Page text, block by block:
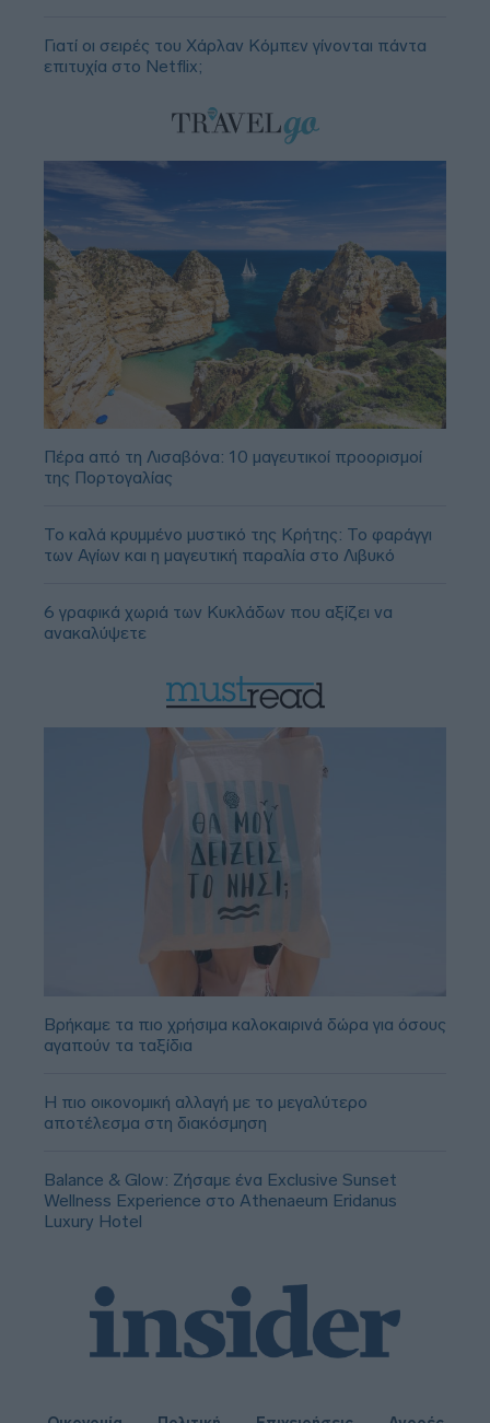
Γιατί οι σειρές του Χάρλαν Κόμπεν γίνονται πάντα
επιτυχία στο Netflix;
Πέρα από τη Λισαβόνα: 10 μαγευτικοί προορισμοί
της Πορτογαλίας
Το καλά κρυμμένο μυστικό της Κρήτης: Το φαράγγι
των Αγίων και η μαγευτική παραλία στο Λιβυκό
6 γραφικά χωριά των Κυκλάδων που αξίζει να
ανακαλύψετε
Βρήκαμε τα πιο χρήσιμα καλοκαιρινά δώρα για όσους
αγαπούν τα ταξίδια
Η πιο οικονομική αλλαγή με το μεγαλύτερο
αποτέλεσμα στη διακόσμηση
Balance & Glow: Ζήσαμε ένα Exclusive Sunset
Wellness Experience στο Athenaeum Eridanus
Luxury Hotel